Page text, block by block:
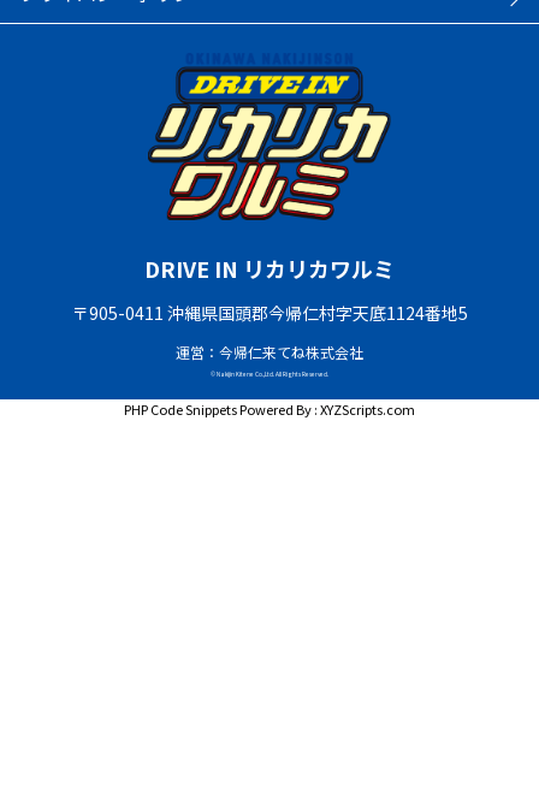
DRIVE IN リカリカワルミ
〒905-0411 沖縄県国頭郡今帰仁村字天底1124番地5
運営：今帰仁来てね株式会社
© Nakijin Kitene Co.,Ltd. All Rights Reserved.
PHP Code SnippetsPowered By :XYZScripts.com